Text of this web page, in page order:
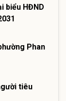
biểu HĐND
Phan
tiêu